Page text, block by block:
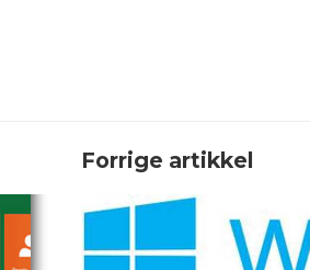
Forrige artikkel